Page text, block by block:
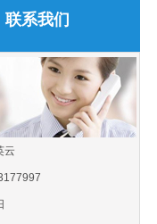
联系我们
云